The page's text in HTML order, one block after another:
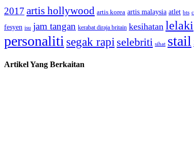
2017 artis hollywood artis korea artis malaysia atlet bts
fesyen isu jam tangan kerabat diraja britain kesihatan lelaki
personaliti segak rapi selebriti sihat stail
Artikel Yang Berkaitan